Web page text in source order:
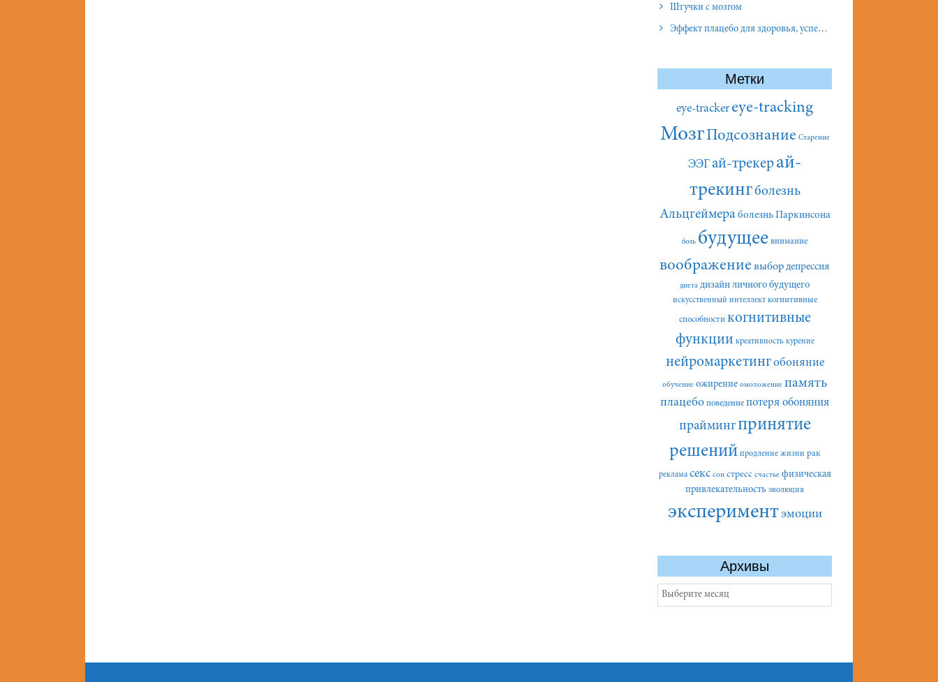
Штучки с мозгом
Эффект плацебо для здоровья, успеха и отношений
Метки
eye-tracker eye-tracking
МозгПодсознание Старение
ЭЭГай-трекерай-
трекингболезнь
Альцгеймера болезнь Паркинсона
боль будущее внимание
воображение выбор депрессия
диета дизайн личного будущего
искусственный интеллект когнитивные
способности когнитивные
функции креативность курение
нейромаркетингобоняние
обучение ожирение омоложение память
плацебо поведение потеря обоняния
праймингпринятие
решений продление жизни рак
реклама секс сон стресс счастье физическая
привлекательность эволюция
экспериментэмоции
Архивы
Архивы